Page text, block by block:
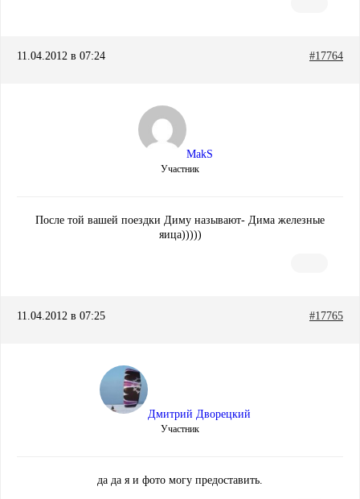
11.04.2012 в 07:24 #17764
MakS
Участник
После той вашей поездки Диму называют- Дима железные
яица)))))
11.04.2012 в 07:25 #17765
Дмитрий Дворецкий
Участник
да да я и фото могу предоставить.